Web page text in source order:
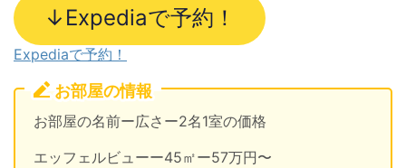
↓Expediaで予約！
Expediaで予約！
お部屋の情報
お部屋の名前ー広さー2名1室の価格
エッフェルビューー45㎡ー57万円〜